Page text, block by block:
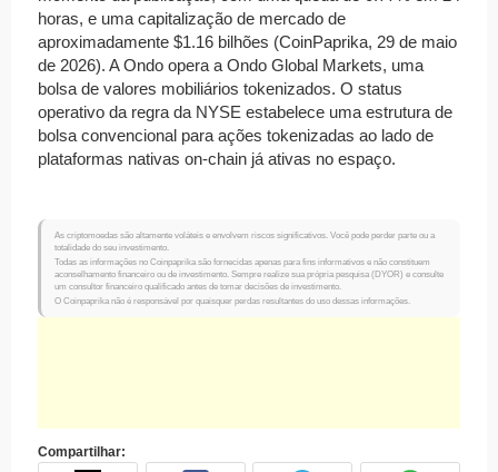
horas, e uma capitalização de mercado de
aproximadamente $1.16 bilhões (CoinPaprika, 29 de maio
de 2026). A Ondo opera a Ondo Global Markets, uma
bolsa de valores mobiliários tokenizados. O status
operativo da regra da NYSE estabelece uma estrutura de
bolsa convencional para ações tokenizadas ao lado de
plataformas nativas on-chain já ativas no espaço.
As criptomoedas são altamente voláteis e envolvem riscos significativos. Você pode perder parte ou a
totalidade do seu investimento.
Todas as informações no Coinpaprika são fornecidas apenas para fins informativos e não constituem
aconselhamento financeiro ou de investimento. Sempre realize sua própria pesquisa (DYOR) e consulte
um consultor financeiro qualificado antes de tomar decisões de investimento.
O Coinpaprika não é responsável por quaisquer perdas resultantes do uso dessas informações.
Compartilhar: